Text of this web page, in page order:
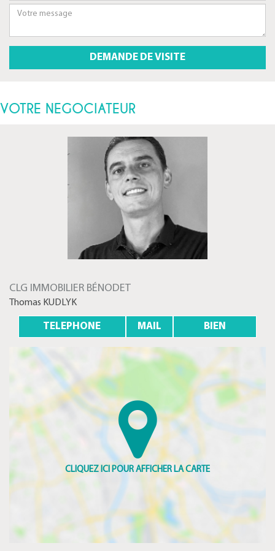
VOTRE NEGOCIATEUR
CLG IMMOBILIER BÉNODET
Thomas KUDLYK
TELEPHONE MAIL BIEN